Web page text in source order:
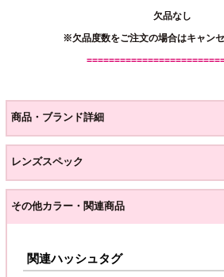
欠品なし
※欠品度数をご注文の場合はキャン
商品・ブランド詳細
レンズスペック
その他カラー・関連商品
関連ハッシュタグ